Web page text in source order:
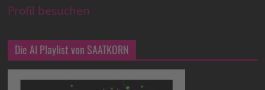
Profil besuchen
Die AI Playlist von SAATKORN